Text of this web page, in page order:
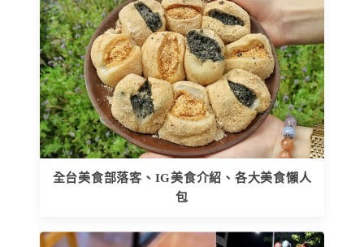
全台美食部落客、IG美食介紹、各大美食懶人
包